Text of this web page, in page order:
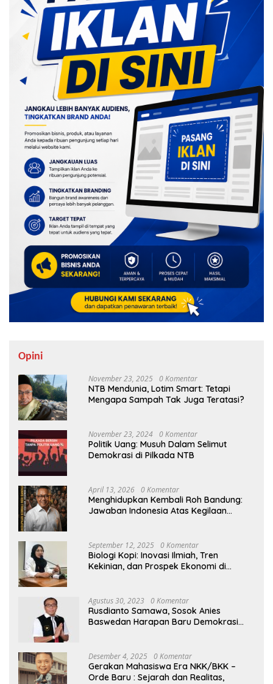
Opini
November 23, 2025 0 Komentar
NTB Mendunia, Lotim Smart: Tetapi
Mengapa Sampah Tak Juga Teratasi?
November 23, 2024 0 Komentar
Politik Uang: Musuh Dalam Selimut
Demokrasi di Pilkada NTB
April 13, 2026 0 Komentar
Menghidupkan Kembali Roh Bandung:
Jawaban Indonesia Atas Kegilaan
September 12, 2025 0 Komentar
Biologi Kopi: Inovasi Ilmiah, Tren
Kekinian, dan Prospek Ekonomi di
Agustus 30, 2023 0 Komentar
Rusdianto Samawa, Sosok Anies
Baswedan Harapan Baru Demokrasi
Desember 4, 2025 0 Komentar
Gerakan Mahasiswa Era NKK/BKK –
Orde Baru : Sejarah dan Realitas,